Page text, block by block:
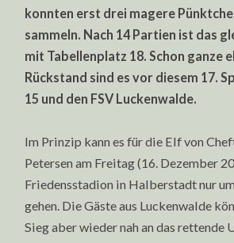
konnten erst drei magere
sammeln. Nach 14 Partien ist das
mit Tabellenplatz 18. Schon ganze
Rückstand sind es vor diesem 17.
15 und den FSV Luckenwalde.
Im Prinzip kann es für die Elf von
Petersen am Freitag (16. Dezember
Friedensstadion in Halberstadt nur
gehen. Die Gäste aus Luckenwalde
Sieg aber wieder nah an das rettende